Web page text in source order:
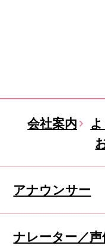
会社案内
アナウンサー
ナレーター／声